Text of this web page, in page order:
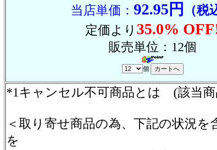
当店単価： 92.95円
（税
定価より 35.0%
販売単位：12個
個
*1キャンセル不可商品とは (該当
＜取り寄せ商品の為、下記の状況
を